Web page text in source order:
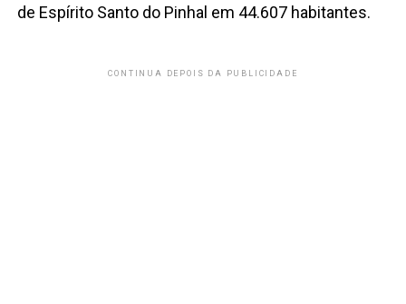
de Espírito Santo do Pinhal em 44.607 habitantes.
CONTINUA DEPOIS DA PUBLICIDADE